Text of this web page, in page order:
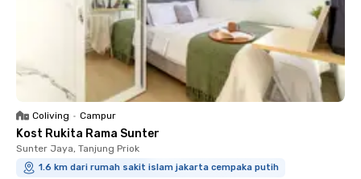
Coliving • Campur
Kost Rukita Rama Sunter
Sunter Jaya, Tanjung Priok
1.6 km dari rumah sakit islam jakarta cempaka putih